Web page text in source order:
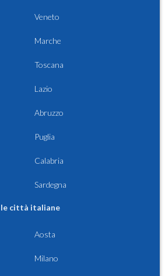
Veneto
Marche
Toscana
Lazio
Abruzzo
Puglia
Calabria
Sardegna
le città italiane
Aosta
Milano